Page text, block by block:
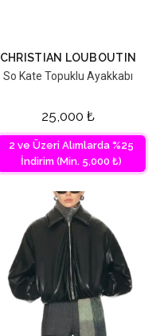
CHRISTIAN LOUBOUTIN
So Kate Topuklu Ayakkabı
25,000 ₺
2 ve Üzeri Alımlarda %25
İndirim (Min. 5,000 ₺)